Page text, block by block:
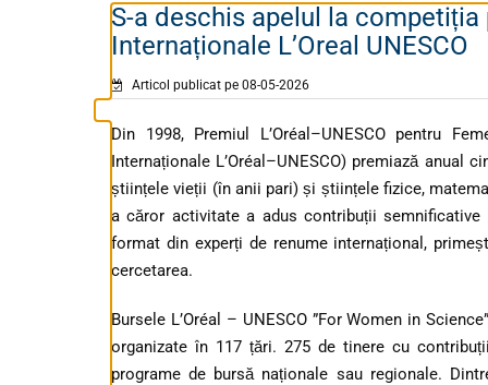
S-a deschis apelul la
Internaționale L’Oreal UNESCO
Articol publicat pe 08-05-2026
Din 1998, Premiul L’Oréal–UNESCO pentru
Internaționale L’Oréal–UNESCO) premiază
științele vieții (în anii pari) și științele fizice,
a căror activitate a adus contribuții
format din experți de renume internațional,
cercetarea.
Bursele L’Oréal – UNESCO ”For Women in
organizate în 117 țări. 275 de tinere cu
programe de bursă naționale sau regionale.